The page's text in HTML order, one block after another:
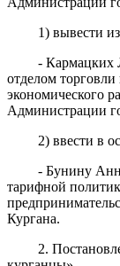
1) вывести
- Кармацких
отделом
экономического
Администрации
2) ввести в
- Бунину
тарифной
Кургана.
2.